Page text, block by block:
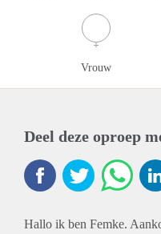
Vrouw
Deel deze oproep
Hallo ik ben Femke.